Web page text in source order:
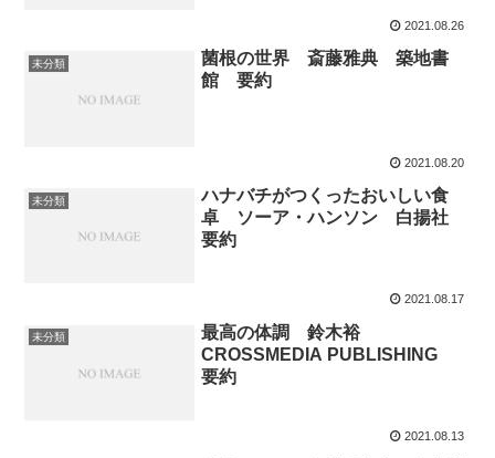
2021.08.26
未分類
菌根の世界 斎藤雅典 築地書
館 要約
2021.08.20
未分類
ハナバチがつくったおいしい食
卓 ソーア・ハンソン 白揚社
要約
2021.08.17
未分類
最高の体調 鈴木裕
CROSSMEDIA PUBLISHING
要約
2021.08.13